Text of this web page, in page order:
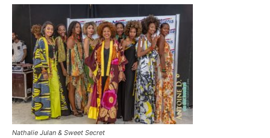
Nathalie Julan & Sweet Secret